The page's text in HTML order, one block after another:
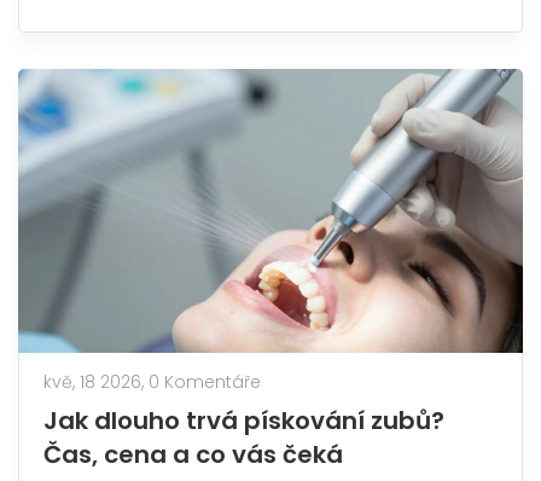
kvě, 18 2026, 0 Komentáře
Jak dlouho trvá pískování zubů?
Čas, cena a co vás čeká